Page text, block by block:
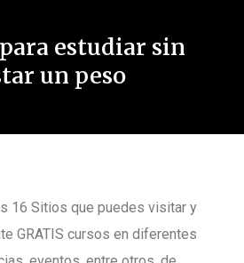
estudiar sin
un peso
16 Sitios que puedes visitar y
GRATIS cursos en diferentes